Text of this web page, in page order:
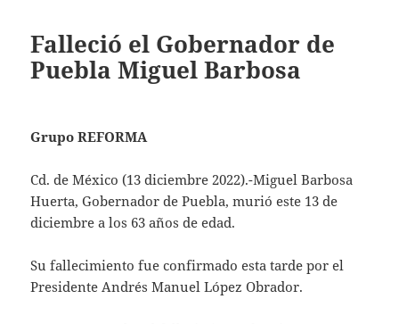
Falleció el Gobernador de
Puebla Miguel Barbosa
Grupo REFORMA
Cd. de México (13 diciembre 2022).-Miguel Barbosa
Huerta, Gobernador de Puebla, murió este 13 de
diciembre a los 63 años de edad.
Su fallecimiento fue confirmado esta tarde por el
Presidente Andrés Manuel López Obrador.